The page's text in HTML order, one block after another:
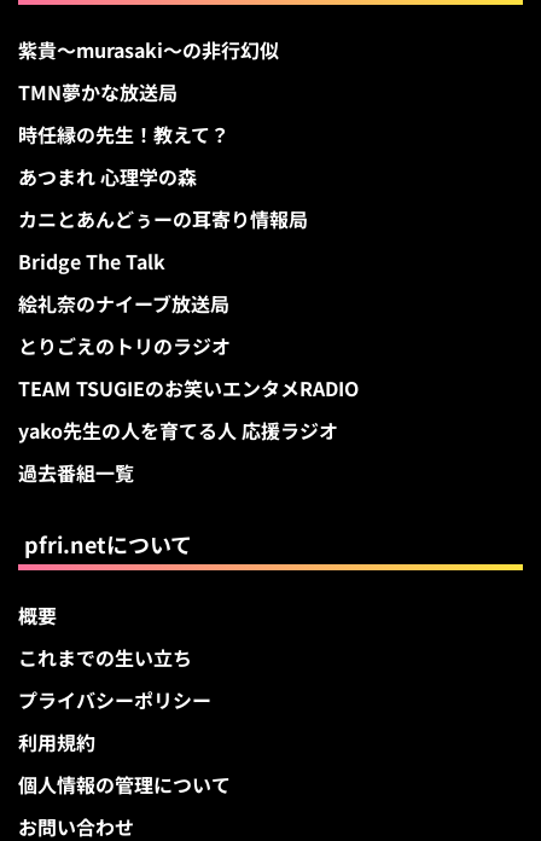
紫貴～murasaki～の非行幻似
TMN夢かな放送局
時任縁の先生！教えて？
あつまれ 心理学の森
カニとあんどぅーの耳寄り情報局
Bridge The Talk
絵礼奈のナイーブ放送局
とりごえのトリのラジオ
TEAM TSUGIEのお笑いエンタメRADIO
yako先生の人を育てる人 応援ラジオ
過去番組一覧
pfri.netについて
概要
これまでの生い立ち
プライバシーポリシー
利用規約
個人情報の管理について
お問い合わせ